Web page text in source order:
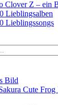
Clover Z – ein
Lieblingsalben
Lieblingssongs
Bild